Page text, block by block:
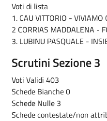
Voti di lista
1. CAU VITTORIO - VIVIAMO
2 CORRIAS MADDALENA -
3. LUBINU PASQUALE -
Scrutini Sezione 3
Voti Validi 403
Schede Bianche 0
Schede Nulle 3
Schede contestate/non